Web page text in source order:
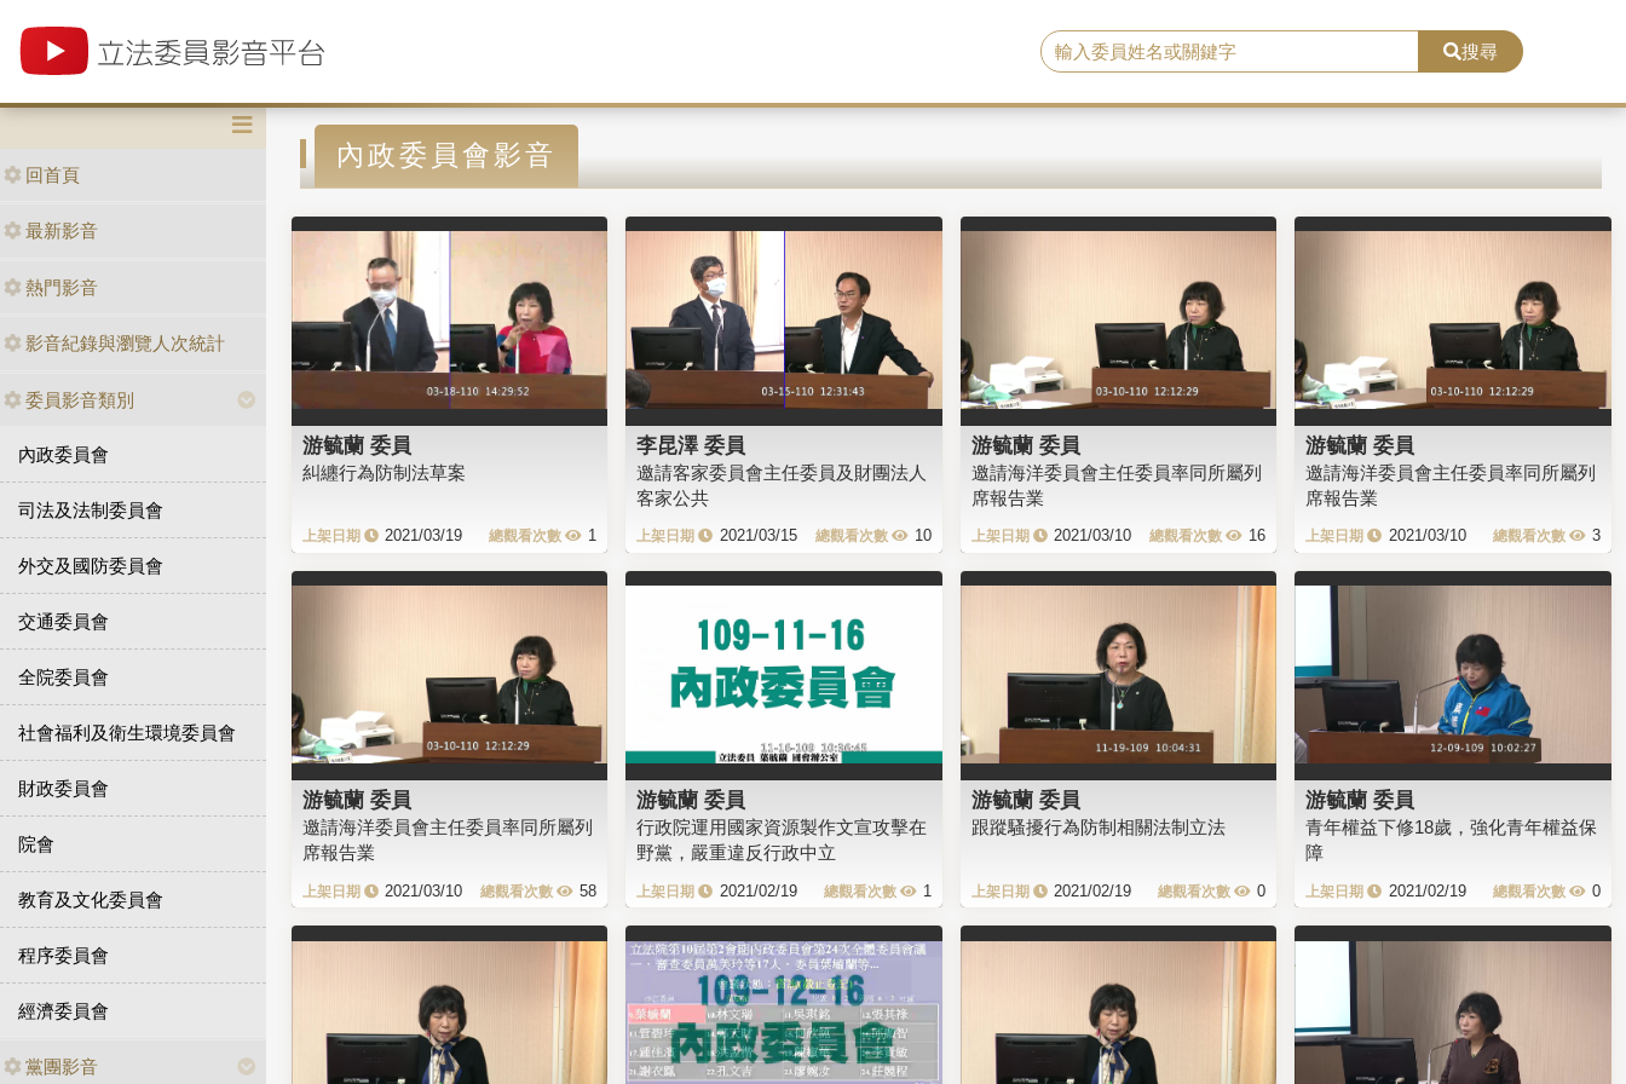
搜尋
回首頁
最新影音
熱門影音
影音紀錄與瀏覽人次統計
委員影音類別
內政委員會
司法及法制委員會
外交及國防委員會
交通委員會
全院委員會
社會福利及衛生環境委員會
財政委員會
院會
教育及文化委員會
程序委員會
經濟委員會
黨團影音
內政委員會影音
游毓蘭 委員
糾纏行為防制法草案
2021/03/19 1
李昆澤 委員
邀請客家委員會主任委員及財團法人
客家公共
2021/03/15 10
游毓蘭 委員
邀請海洋委員會主任委員率同所屬列
席報告業
2021/03/10 16
游毓蘭 委員
邀請海洋委員會主任委員率同所屬列
席報告業
2021/03/10 3
游毓蘭 委員
邀請海洋委員會主任委員率同所屬列
席報告業
2021/03/10 58
游毓蘭 委員
行政院運用國家資源製作文宣攻擊在
野黨，嚴重違反行政中立
2021/02/19 1
游毓蘭 委員
跟蹤騷擾行為防制相關法制立法
2021/02/19 0
游毓蘭 委員
青年權益下修18歲，強化青年權益保
障
2021/02/19 0